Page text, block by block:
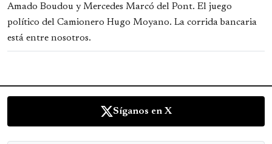
Amado Boudou y Mercedes Marcó del Pont. El juego
político del Camionero Hugo Moyano. La corrida bancaria
está entre nosotros.
Síganos en X